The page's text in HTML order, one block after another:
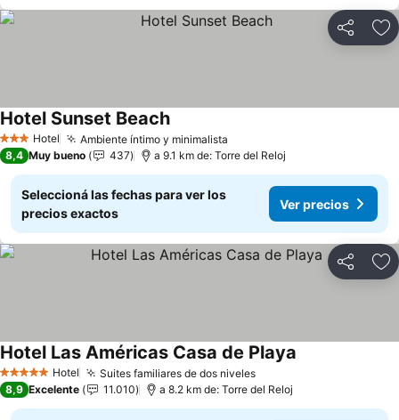
Compartir
3 Estrellas
Hotel Ambiente íntimo y minimalista
Hotel Sunset BeachVer precios
8,4 Muy bueno 437 a 9.1 km de: Torre del Reloj
Seleccioná las fechas para ver los
precios exactos
Ver precios
Compartir
5 Estrellas Hotel Suites familiares de dos nivelesVer precios
Hotel Las Américas Casa de Playa
8,9 Excelente 11.010 a 8.2 km de: Torre del Reloj